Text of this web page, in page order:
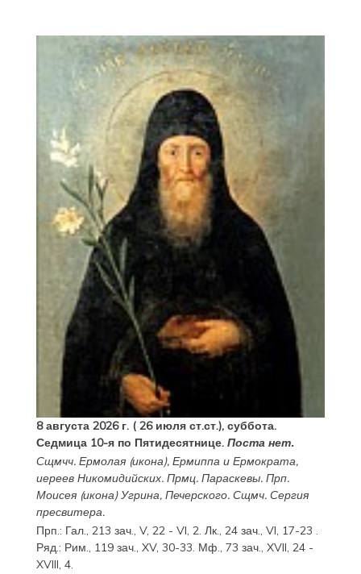
8 августа 2026 г. ( 26 июля ст.ст.), суббота.
Седмица 10-я по Пятидесятнице. Поста нет.
Сщмчч. Ермолая(икона), Ермиппаи Ермократа,
иереев Никомидийских. Прмц. Параскевы. Прп.
Моисея(икона) Угрина, Печерского. Сщмч. Сергия
пресвитера.
Прп.: Гал., 213 зач., V, 22 - VI, 2. Лк., 24 зач., VI, 17-23 .
Ряд.: Рим., 119 зач., XV, 30-33. Мф., 73 зач., XVII, 24 -
XVIII, 4.